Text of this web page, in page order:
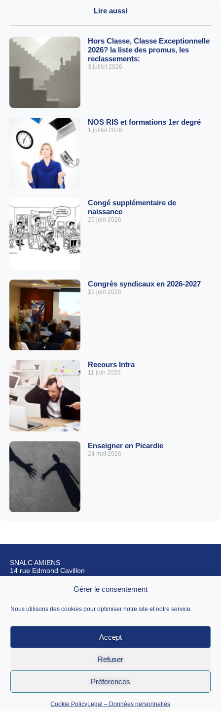
Gérer le consentement
Nous utilisons des cookies pour optimiser notre site et notre service.
Accept
Refuser
Préferences
Cookie PolicyLegal – Données personnelles
Lire aussi
Hors Classe, Classe Exceptionnelle
2026? la liste des promus, les
reclassements:
3 juillet 2026
NOS RIS et formations 1er degré
1 juillet 2026
Congé supplémentaire de
naissance
25 juin 2026
Congrès syndicaux en 2026-2027
19 juin 2026
Recours Intra
11 juin 2026
Enseigner en Picardie
24 mai 2026
SNALC AMIENS
14 rue Edmond Cavillon
80270 Airaines
CGU